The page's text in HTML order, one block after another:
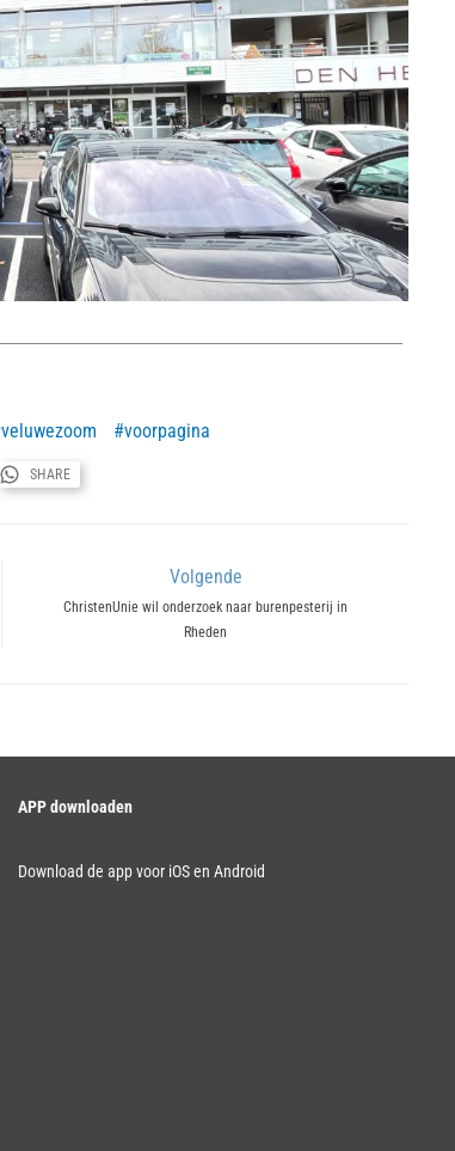
veluwezoom voorpagina
SHARE
Volgende
Next
ChristenUnie wil onderzoek naar burenpesterij in
Rheden
APP downloaden
Download de app voor iOS en Android